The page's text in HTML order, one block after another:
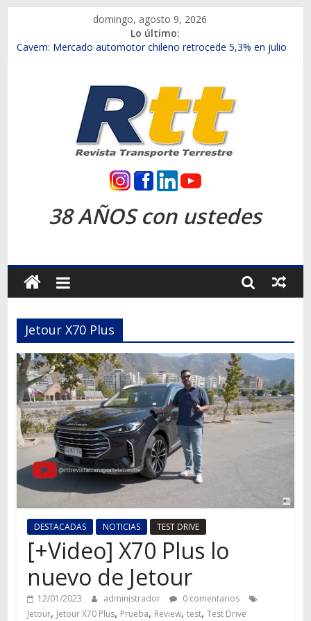
contenido
domingo, agosto 9, 2026
Lo último:
Chile es el primer mercado internacional en lanzar la nueva
Salfa suma vehículos electrificados de Chevrolet en el Biobío
Samex amplía su red con nuevas sucursales en Rancagua y
SINOTRUK Pick-ups presentó la recién estrenada Bolden en
la Expo Compras Públicas 2026
Revista
Transporte
Terrestre
Autos,
camiones,
motos,
información
del
mundo
del
transporte
38 AÑOS con ustedes
Jetour X70 Plus
DESTACADAS NOTICIAS TEST DRIVE
[+Video] X70 Plus lo
nuevo de Jetour
12/01/2023 administrador
0 comentarios
Jetour, Jetour X70 Plus, Prueba, Review, test, Test Drive